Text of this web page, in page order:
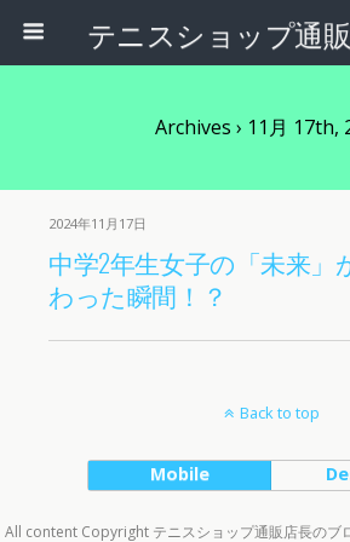
Archives › 11月 17th,
2024年11月17日
中学2年生女子の「未来」
わった瞬間！？
Back to top
Mobile
All content Copyright テニスショップ通販店長のブ